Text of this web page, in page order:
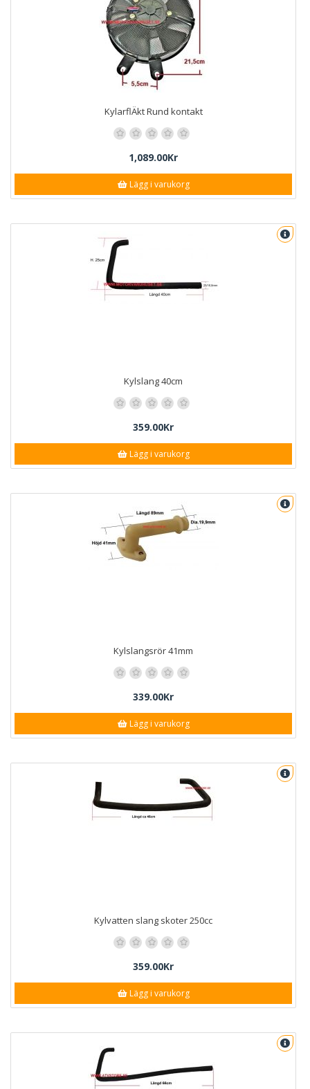
KylarflÄkt Rund kontakt
1,089.00Kr
Lägg i varukorg
Kylslang 40cm
359.00Kr
Lägg i varukorg
Kylslangsrör 41mm
339.00Kr
Lägg i varukorg
Kylvatten slang skoter 250cc
359.00Kr
Lägg i varukorg